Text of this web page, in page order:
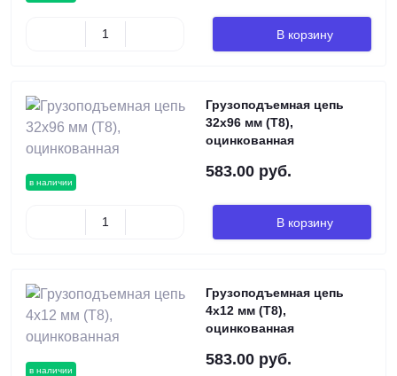
В корзину
в наличии
Грузоподъемная цепь
32х96 мм (Т8),
оцинкованная
583.00 руб.
В корзину
в наличии
Грузоподъемная цепь
4х12 мм (Т8),
оцинкованная
583.00 руб.